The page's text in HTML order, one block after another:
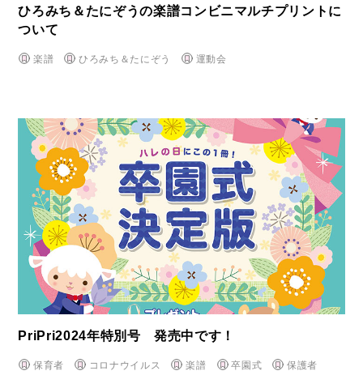
ひろみち＆たにぞうの楽譜コンビニマルチプリントに
ついて
楽譜 ひろみち＆たにぞう 運動会
PriPri2024年特別号 発売中です！
保育者 コロナウイルス 楽譜 卒園式 保護者